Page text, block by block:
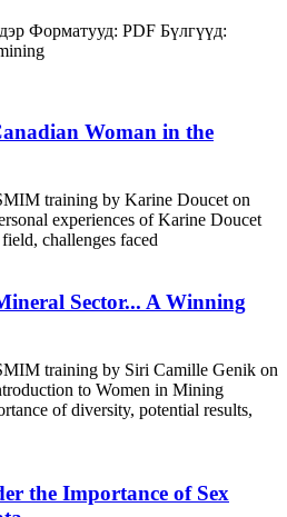
Форматууд: PDF Бүлгүүд:
Woman in the
training by Karine Doucet on
experiences of Karine Doucet
challenges faced
Sector... A Winning
training by Siri Camille Genik on
to Women in Mining
of diversity, potential results,
the Importance of Sex